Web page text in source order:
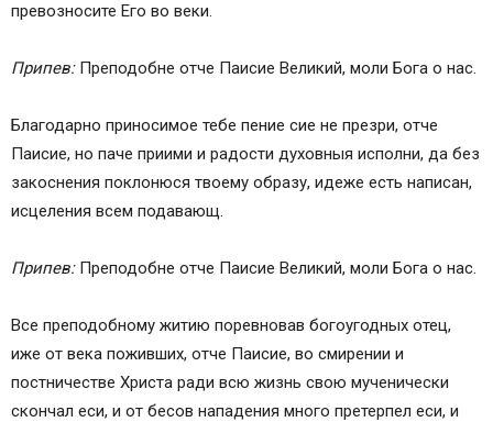
превозносите Его во веки.
Припев:Преподобне отче Паисие Великий, моли Бога о нас.
Благодарно приносимое тебе пение сие не презри, отче
Паисие, но паче приими и радости духовныя исполни, да без
закоснения поклонюся твоему образу, идеже есть написан,
исцеления всем подавающ.
Припев:Преподобне отче Паисие Великий, моли Бога о нас.
Все преподобному житию поревновав богоугодных отец,
иже от века поживших, отче Паисие, во смирении и
постничестве Христа ради всю жизнь свою мученически
скончал еси, и от бесов нападения много претерпел еси, и